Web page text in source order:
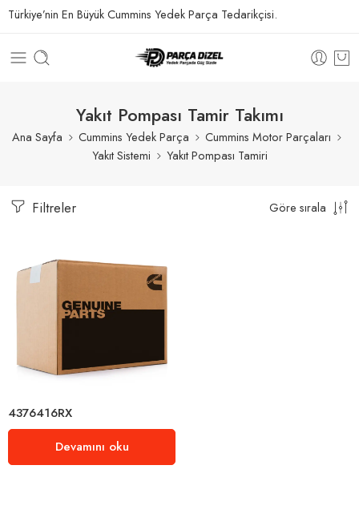
Türkiye’nin En Büyük Cummins Yedek Parça Tedarikçisi.
Yakıt Pompası Tamir Takımı
Ana Sayfa Cummins Yedek Parça
Cummins Motor Parçaları
Yakıt Sistemi
Yakıt Pompası Tamiri
Filtreler Göre sırala
4376416RX
Devamını oku